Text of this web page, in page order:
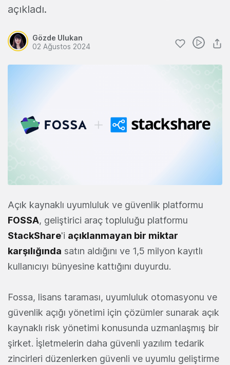
açıkladı.
Gözde Ulukan
02 Ağustos 2024
Açık kaynaklı uyumluluk ve güvenlik platformu
FOSSA, geliştirici araç topluluğu platformu
StackShare'i açıklanmayan bir miktar
karşılığında satın aldığını ve 1,5 milyon kayıtlı
kullanıcıyı bünyesine kattığını duyurdu.
Fossa, lisans taraması, uyumluluk otomasyonu ve
güvenlik açığı yönetimi için çözümler sunarak açık
kaynaklı risk yönetimi konusunda uzmanlaşmış bir
şirket. İşletmelerin daha güvenli yazılım tedarik
zincirleri düzenlerken güvenli ve uyumlu geliştirme